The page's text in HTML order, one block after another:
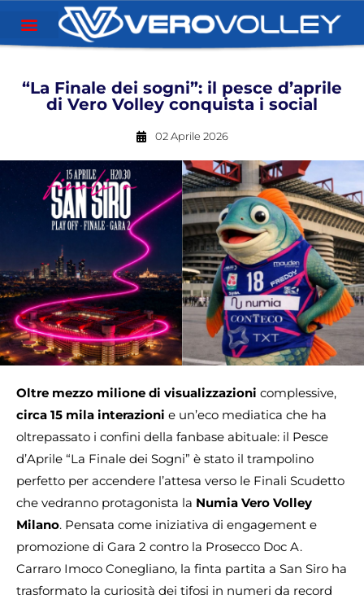
“La Finale dei sogni”: il pesce d’aprile
di Vero Volley conquista i social
02 Aprile 2026
Oltre mezzo milione di visualizzazioni complessive,
circa 15 mila interazioni e un’eco mediatica che ha
oltrepassato i confini della fanbase abituale: il Pesce
d’Aprile “La Finale dei Sogni” è stato il trampolino
perfetto per accendere l’attesa verso le Finali Scudetto
che vedranno protagonista la Numia Vero Volley
Milano. Pensata come iniziativa di engagement e
promozione di Gara 2 contro la Prosecco Doc A.
Carraro Imoco Conegliano, la finta partita a San Siro ha
trasformato la curiosità dei tifosi in numeri da record